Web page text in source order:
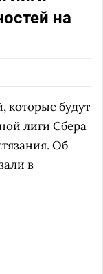
на
которые будут
лиги Сбера
Об
в